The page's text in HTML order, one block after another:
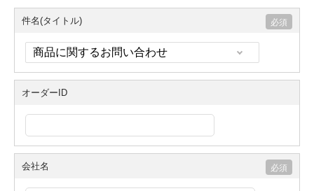
件名(タイトル)
オーダーID
会社名